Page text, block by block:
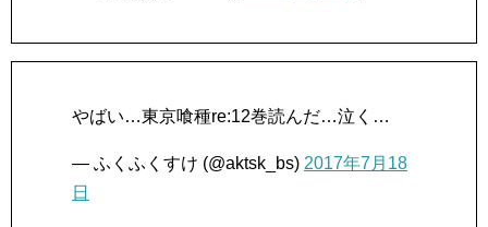
やばい…東京喰種re:12巻読んだ…泣く…
— ふくふくすけ (@aktsk_bs) 2017年7月18
日